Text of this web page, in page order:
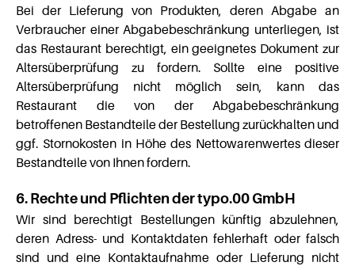
Bei der Lieferung von Produkten, deren Abgabe an
Verbraucher einer Abgabebeschränkung unterliegen, ist
das Restaurant berechtigt, ein geeignetes Dokument zur
Altersüberprüfung zu fordern. Sollte eine positive
Altersüberprüfung nicht möglich sein, kann das
Restaurant die von der Abgabebeschränkung
betroffenen Bestandteile der Bestellung zurückhalten und
ggf. Stornokosten in Höhe des Nettowarenwertes dieser
Bestandteile von Ihnen fordern.
6. Rechte und Pflichten der typo.00 GmbH
Wir sind berechtigt Bestellungen künftig abzulehnen,
deren Adress- und Kontaktdaten fehlerhaft oder falsch
sind und eine Kontaktaufnahme oder Lieferung nicht